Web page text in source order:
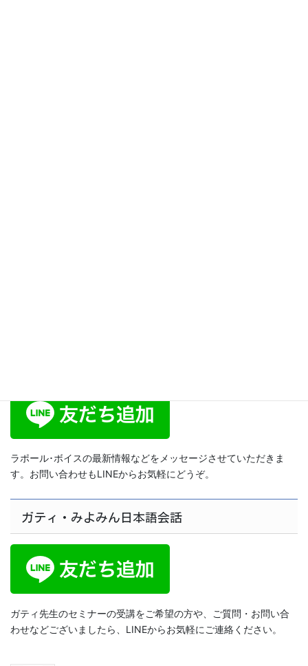
ラポール･ボイスの最新情報などをメッセージさせていただきま
す。お問い合わせもLINEからお気軽にどうぞ。
ガティ・みよみん日本語会話
ガティ先生のセミナーの受講をご希望の方や、ご質問・お問い合
わせなどございましたら、LINEからお気軽にご連絡ください。